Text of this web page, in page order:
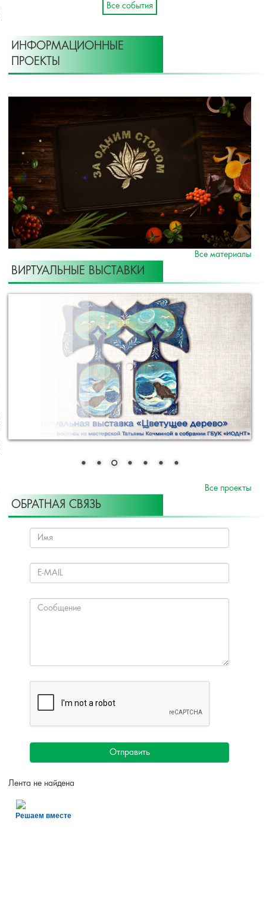
Все события
ИНФОРМАЦИОННЫЕ
ПРОЕКТЫ
Все материалы
ВИРТУАЛЬНЫЕ ВЫСТАВКИ
Все проекты
ОБРАТНАЯ СВЯЗЬ
Отправить
Лента не найдена
Решаем вместе